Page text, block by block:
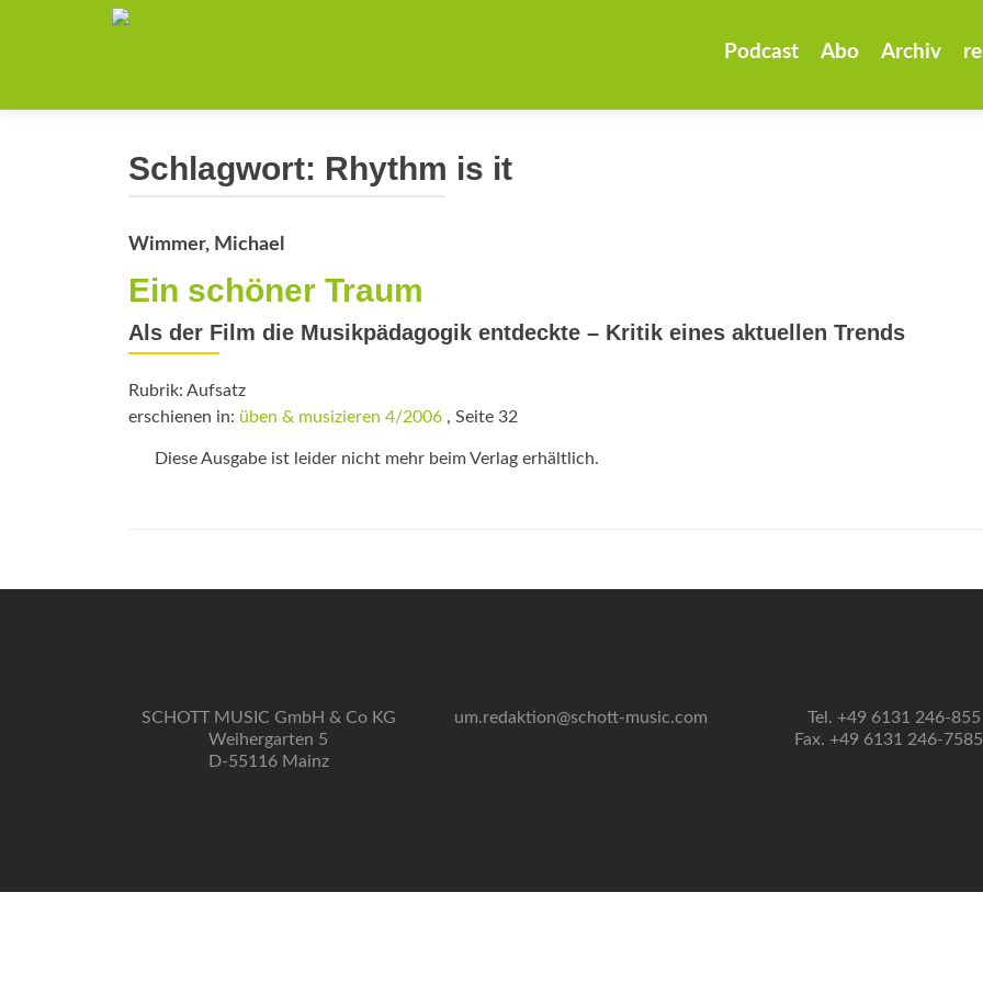
Podcast Abo Archiv
Schlagwort: Rhythm is it
Wimmer, Michael
Ein schöner Traum
Als der Film die Musikpädagogik entdeckte – Kritik eines aktuellen Trends
Rubrik: Aufsatz
erschienen in: üben & musizieren 4/2006 , Seite 32
Diese Ausgabe ist leider nicht mehr beim Verlag erhältlich.
SCHOTT MUSIC GmbH & Co KG
Weihergarten 5
D-55116 Mainz
um.redaktion@schott-music.com
Tel. +49 6131 246-855
Fax. +49 6131 246-